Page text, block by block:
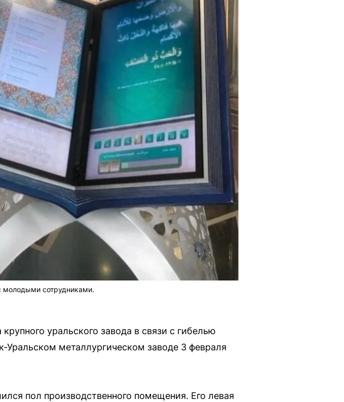
молодыми сотрудниками.
уральского завода в связи с гибелью
металлургическом заводе 3 февраля
пол производственного помещения. Его левая